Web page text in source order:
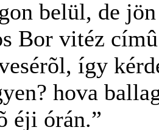
belül, de
Bor vitéz
így
hova
éji órán.”